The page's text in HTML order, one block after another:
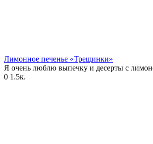
Лимонное печенье «Трещинки»
Я очень люблю выпечку и десерты с
0 1.5к.